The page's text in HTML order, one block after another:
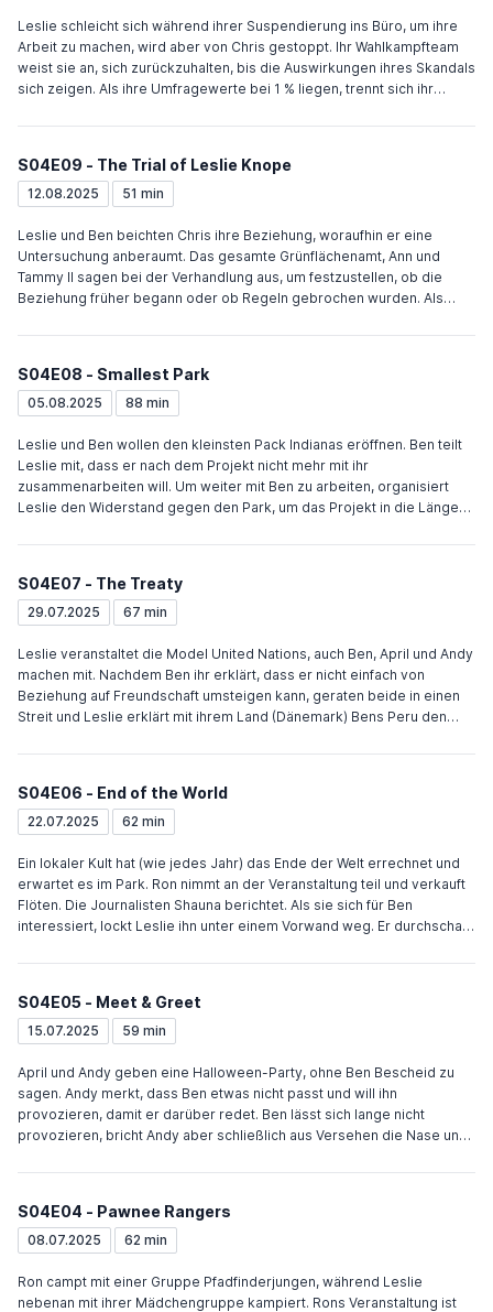
bevor Leslie hochklettern muss. Ann konnte den lokalen
Basketballhelden „Pistol“ Pete überzeugen für Leslie zu werben, doch
er verletzt sich bei einem Dunkversuch auf dem Eisfeld. Leslie und
Ann beschließen nach der Show Ben trotz des Skandals um ihre
Leslie schleicht sich während ihrer Suspendierung ins Büro, um ihre
Arbeit zu machen, wird aber von Chris gestoppt. Ihr Wahlkampfteam
weist sie an, sich zurückzuhalten, bis die Auswirkungen ihres Skandals
sich zeigen. Als ihre Umfragewerte bei 1 % liegen, trennt sich ihr
Aktionskomitee. Weil Leslie ihnen jedes Jahr tolle
Freunde ihr als Geschenk das Amt aus Lebkuchen nach. Anschließend
stellen sie sich als Leslies neues Wahlkampfteam vor und überreden
Buchhaltungsbüro, sowie bei Dennis Feinstein, lehnt aber beides ab,
weil er sich nicht für die Jobs begeistern kann.
S04E09 - The Trial of Leslie Knope
12.08.2025 51 min
Leslie und Ben beichten Chris ihre Beziehung, woraufhin er eine
Untersuchung anberaumt. Das gesamte Grünflächenamt, Ann und
Tammy II sagen bei der Verhandlung aus, um festzustellen, ob die
Beziehung früher begann oder ob Regeln gebrochen wurden. Als
der Gedenkveranstaltung für Li'l Sebastian gesehen hat und dem
nichts sagt. Leslie beantragte eine kurze Unterbrechung, lässt ihr
Freunde nach Gesetzeslücken suchen, überlegt es sich aber anders.
erfährt sie von Chris, dass Ben die Schuld für die Bestechung auf sich
genommen und seinen Job gekündigt hat. Bei Jerrys Aussage stellt
sich heraus, dass er eigentlich Gerry heißt.
S04E08 - Smallest Park
05.08.2025 88 min
Leslie und Ben wollen den kleinsten Pack Indianas eröffnen. Ben teilt
Leslie mit, dass er nach dem Projekt nicht mehr mit ihr
zusammenarbeiten will. Um weiter mit Ben zu arbeiten, organisiert
Leslie den Widerstand gegen den Park, um das Projekt in die Länge
mehr mit Leslie arbeiten kann, weil sie ihre Meinung immer
auf Ben zu hören. Sie erzählt ihm, dass sie ihn noch immer liebt und
bereit ist alles zu riskieren. Beide küssen sich und setzen ihre
auswählen, erstellt stattdessen große Pläne. Schließlich verwirft er
sie und schlägt Chris zu dessen Begeisterung Merchandise mit neuen
und alten Logos vor. Andy will einen Collegekurs belegten, besucht
verschiedene Kurse, entscheidet sich schließlich für
S04E07 - The Treaty
29.07.2025 67 min
Leslie veranstaltet die Model United Nations, auch Ben, April und Andy
machen mit. Nachdem Ben ihr erklärt, dass er nicht einfach von
Beziehung auf Freundschaft umsteigen kann, geraten beide in einen
Streit und Leslie erklärt mit ihrem Land (Dänemark) Bens Peru den
legen beide ihren Streit bei und entschuldigen sich bei den Schülern.
gehört und versucht mithilfe von Jerry, Ann und Donna den Grund
herauszufinden. Ron will Tom wieder einstellen. Weil dieser zu stolz
die ungeeignetsten Kandidaten ein. Schließlich akzeptiert Tom doch
und kehrt zum Amt zurück.
S04E06 - End of the World
22.07.2025 62 min
Ein lokaler Kult hat (wie jedes Jahr) das Ende der Welt errechnet und
erwartet es im Park. Ron nimmt an der Veranstaltung teil und verkauft
Flöten. Die Journalisten Shauna berichtet. Als sie sich für Ben
interessiert, lockt Leslie ihn unter einem Vorwand weg. Er durchschaut
Ron, dass sie die Nacht mit Ben verbringen würde, wenn die Welt
Kapital von Entertainment 720, um im alten Firmengebäude die
perfekte Party zu veranstalten, inklusive Tiger. Auch Toms Ex Lucy
Bucket List ab, springt dafür u. a. durch eine Fensterscheibe und fährt
zum Grand Canyon.
S04E05 - Meet & Greet
15.07.2025 59 min
April und Andy geben eine Halloween-Party, ohne Ben Bescheid zu
sagen. Andy merkt, dass Ben etwas nicht passt und will ihn
provozieren, damit er darüber redet. Ben lässt sich lange nicht
provozieren, bricht Andy aber schließlich aus Versehen die Nase und
sie gemeinsam mit Ann. Chris und Jerrys Tochter werden auf der
ortsansässige Unternehmen von ihrer Kandidatur zu überzeugen. Tom
kapert der Event und macht ihn zu einer Werbeveranstaltung für
dass die Firma pleite ist. Er entschuldigt sich beim wichtigsten
Unternehmen und überzeugt ihn, Leslie erneut zu treffen.
S04E04 - Pawnee Rangers
08.07.2025 62 min
Ron campt mit einer Gruppe Pfadfinderjungen, während Leslie
nebenan mit ihrer Mädchengruppe kampiert. Rons Veranstaltung ist